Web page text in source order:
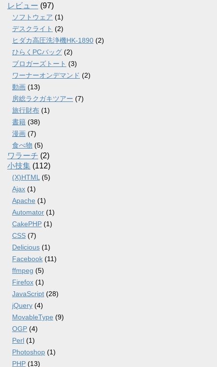
レビュー (97)
ソフトウェア (1)
デスクライト (2)
ヒダカ高圧洗浄機HK-1890 (2)
ひらくPCバッグ (2)
ブロガーズトート (3)
ワーナーオンデマンド (2)
動画 (13)
房総ラクガキツアー (7)
旅行財布 (1)
書籍 (38)
漫画 (7)
食べ物 (5)
ワラーチ (2)
小技集 (112)
(X)HTML (5)
Ajax (1)
Apache (1)
Automator (1)
CakePHP (1)
CSS (7)
Delicious (1)
Facebook (11)
ffmpeg (5)
Firefox (1)
JavaScript (28)
jQuery (4)
MovableType (9)
OGP (4)
Perl (1)
Photoshop (1)
PHP (13)